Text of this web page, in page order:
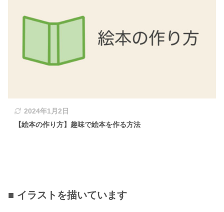
2024年1月2日
【絵本の作り方】趣味で絵本を作る方法
■ イラストを描いています